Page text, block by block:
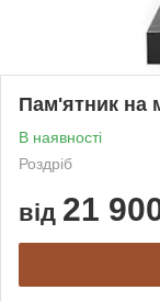
Пам'ятник на
В наявності
Роздріб
від 21